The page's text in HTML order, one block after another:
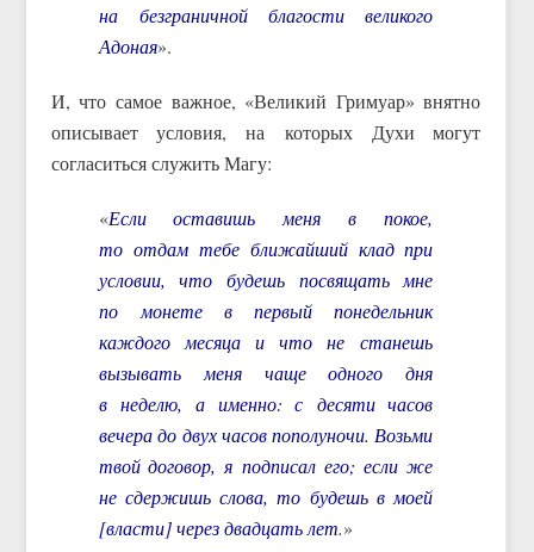
на безграничной благости великого
Адоная».
И, что самое важное, «Великий Гримуар» внятно
описывает условия, на которых Духи могут
согласиться служить Магу:
«Если оставишь меня в покое,
то отдам тебе ближайший клад при
условии, что будешь посвящать мне
по монете в первый понедельник
каждого месяца и что не станешь
вызывать меня чаще одного дня
в неделю, а именно: с десяти часов
вечера до двух часов пополуночи. Возьми
твой договор, я подписал его; если же
не сдержишь слова, то будешь в моей
[власти] через двадцать лет.»